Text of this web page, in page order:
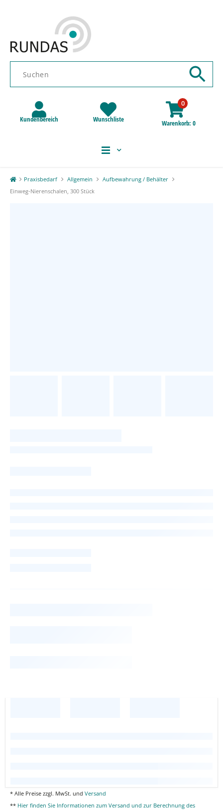
Kundenbereich Wunschliste
0
Warenkorb 0
Praxisbedarf Allgemein
Aufbewahrung / Behälter
Einweg-Nierenschalen, 300 Stück
* Alle Preise zzgl. MwSt. und Versand
** Hier finden Sie Informationen zum Versand und zur Berechnung des